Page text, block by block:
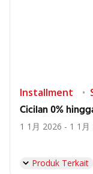
Installment
Cicilan 0%
1 1月 2026 - 1 1月
Produk Terkait